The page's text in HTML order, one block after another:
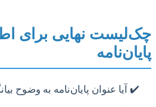
چک‌لیست نهایی برای
پایان‌نامه
آیا عنوان پایان‌نامه به وضوح